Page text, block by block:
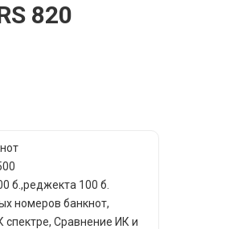
820
б.,реджекта 100 б.
номеров банкнот,
Сравнение ИК и